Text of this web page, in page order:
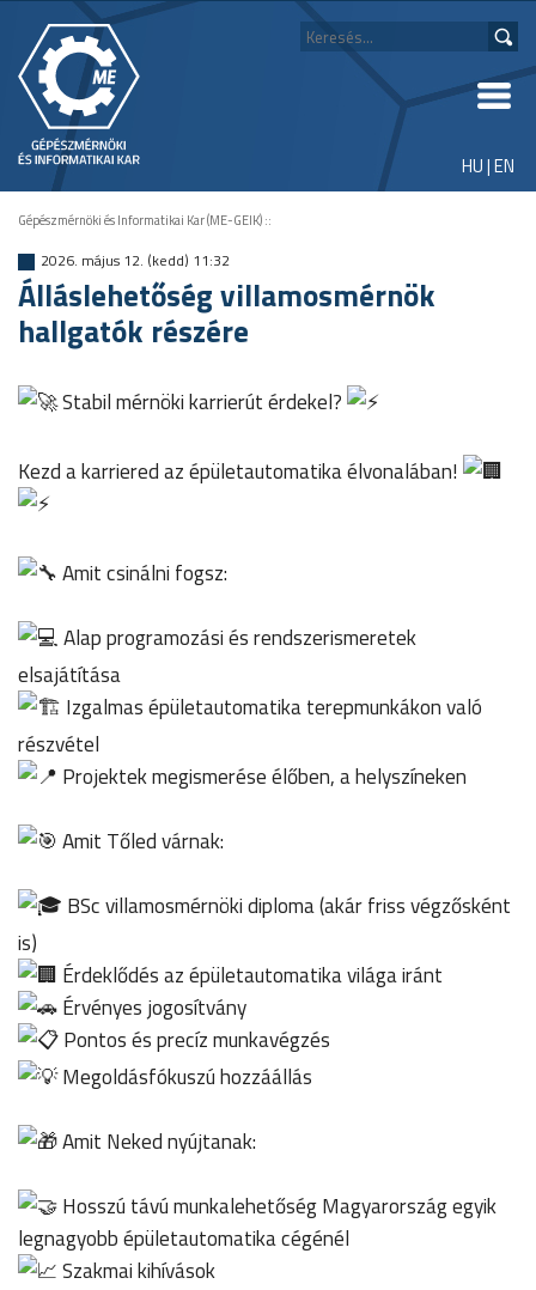
HU|EN
Gépészmérnöki és Informatikai Kar (ME-GEIK)::
2026. május 12. (kedd) 11:32
Álláslehetőség villamosmérnök
hallgatók részére
Stabil mérnöki karrierút érdekel?
Kezd a karriered az épületautomatika élvonalában!
Amit csinálni fogsz:
Alap programozási és rendszerismeretek
elsajátítása
Izgalmas épületautomatika terepmunkákon való
részvétel
Projektek megismerése élőben, a helyszíneken
Amit Tőled várnak:
BSc villamosmérnöki diploma (akár friss végzősként
is)
Érdeklődés az épületautomatika világa iránt
Érvényes jogosítvány
Pontos és precíz munkavégzés
Megoldásfókuszú hozzáállás
Amit Neked nyújtanak:
Hosszú távú munkalehetőség Magyarország egyik
legnagyobb épületautomatika cégénél
Szakmai kihívások